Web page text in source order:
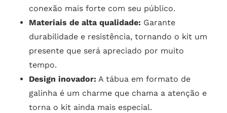
conexão mais forte com seu público.
Materiais de alta qualidade: Garante
durabilidade e resistência, tornando o kit um
presente que será apreciado por muito
tempo.
Design inovador: A tábua em formato de
galinha é um charme que chama a atenção e
torna o kit ainda mais especial.